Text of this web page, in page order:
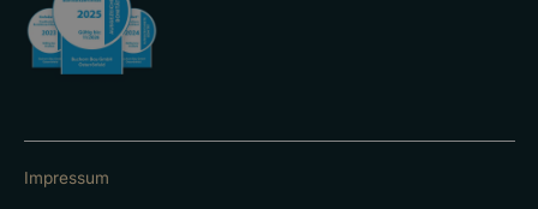
Impressum